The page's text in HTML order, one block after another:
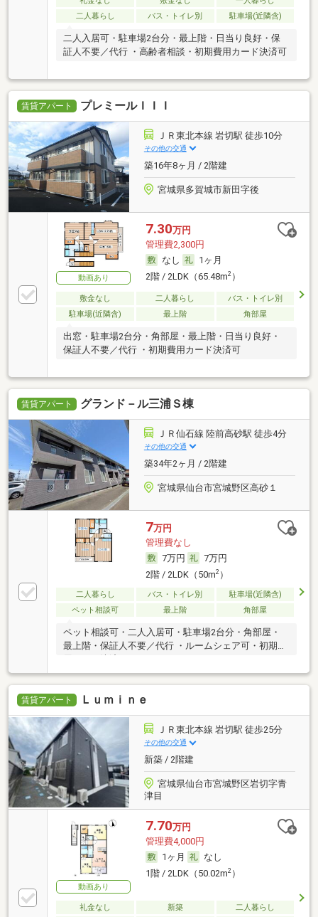
二人暮らし
バス・トイレ別 駐車場(近隣含)
二人入居可・駐車場2台分・最上階・日当り良好・保
証人不要／代行 ・高齢者相談・初期費用カード決済可
賃貸アパート プレミールＩＩＩ
ＪＲ東北本線 岩切駅 徒歩10分
その他の交通
築16年8ヶ月 / 2階建
宮城県多賀城市新田字後
動画あり
7.30万円
管理費2,300円
なし
1ヶ月
2階 / 2LDK（65.48m2）
敷金なし 二人暮らし
バス・トイレ別
駐車場(近隣含)
最上階 角部屋
出窓・駐車場2台分・角部屋・最上階・日当り良好・
保証人不要／代行 ・初期費用カード決済可
賃貸アパート グランド－ル三浦Ｓ棟
ＪＲ仙石線 陸前高砂駅 徒歩4分
その他の交通
築34年2ヶ月 / 2階建
宮城県仙台市宮城野区高砂１
7万円
管理費なし
7万円
7万円
2階 / 2LDK（50m2）
二人暮らし バス・トイレ別
駐車場(近隣含)
ペット相談可
最上階 角部屋
ペット相談可・二人入居可・駐車場2台分・角部屋・
最上階・保証人不要／代行 ・ルームシェア可・初期費
賃貸アパート Ｌｕｍｉｎｅ
ＪＲ東北本線 岩切駅 徒歩25分
その他の交通
新築 / 2階建
宮城県仙台市宮城野区岩切字青
津目
動画あり
7.70万円
管理費4,000円
1ヶ月
なし
1階 / 2LDK（50.02m2）
礼金なし 新築
二人暮らし